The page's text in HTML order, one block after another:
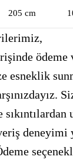
205 cm
esneklik
deneyimi